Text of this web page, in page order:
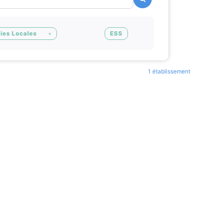
Locales ESS
1 établissement